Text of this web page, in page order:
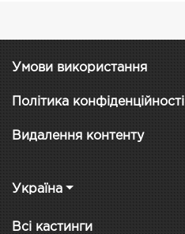
Умови використання
Політика конфіденційності
Видалення контенту
Україна
Всі кастинги